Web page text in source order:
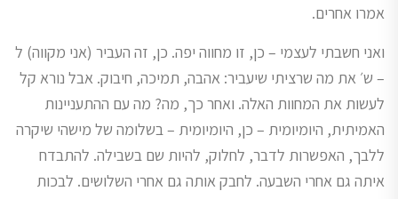
אמרו אחרים.
ואני חשבתי לעצמי – כן, זו מחווה יפה. כן, זה העביר (אני מקווה) ל
– ש׳ את מה שרציתי שיעביר: אהבה, תמיכה, חיבוק. אבל נורא קל
לעשות את המחוות האלה. ואחר כך, מה? מה עם ההתעניינות
האמיתית, היומיומית – כן, היומיומית – בשלומה של מישהי שיקרה
ללבך, האפשרות לדבר, לחלוק, להיות שם בשבילה. להתבדח
איתה גם אחרי השבעה. לחבק אותה גם אחרי השלושים. לבכות